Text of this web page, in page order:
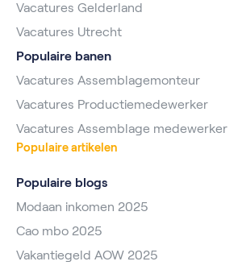
Vacatures Gelderland
Vacatures Utrecht
Populaire banen
Vacatures Assemblagemonteur
Vacatures Productiemedewerker
Vacatures Assemblage medewerker
Populaire artikelen
Populaire blogs
Modaan inkomen 2025
Cao mbo 2025
Vakantiegeld AOW 2025